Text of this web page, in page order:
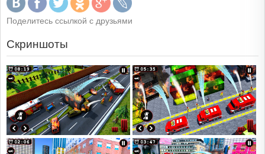
Поделитесь ссылкой с друзьями
Скриншоты